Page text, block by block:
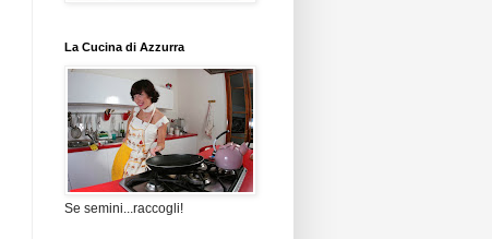
La Cucina di Azzurra
Se semini...raccogli!